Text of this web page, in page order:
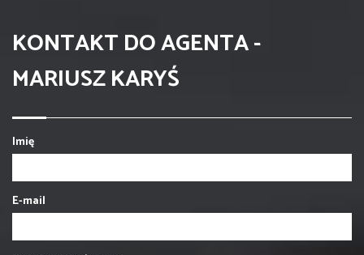
KONTAKT DO AGENTA -
MARIUSZ KARYŚ
Imię
E-mail